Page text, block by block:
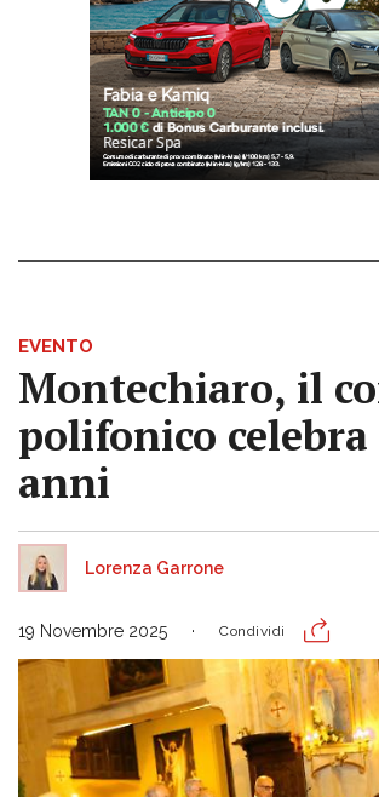
EVENTO
Montechiaro, il
polifonico celebra
anni
Lorenza Garrone
19 Novembre 2025 Condividi